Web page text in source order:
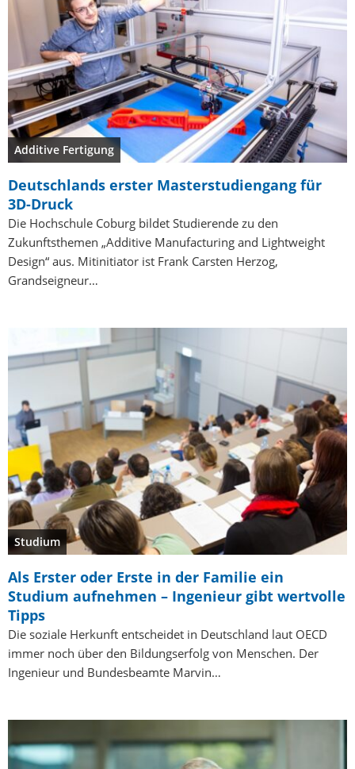
Additive Fertigung
Deutschlands erster Masterstudiengang für
3D-Druck
Die Hochschule Coburg bildet Studierende zu den
Zukunftsthemen „Additive Manufacturing and Lightweight
Design“ aus. Mitinitiator ist Frank Carsten Herzog,
Grandseigneur…
Studium
Als Erster oder Erste in der Familie ein
Studium aufnehmen – Ingenieur gibt wertvolle
Tipps
Die soziale Herkunft entscheidet in Deutschland laut OECD
immer noch über den Bildungserfolg von Menschen. Der
Ingenieur und Bundesbeamte Marvin…